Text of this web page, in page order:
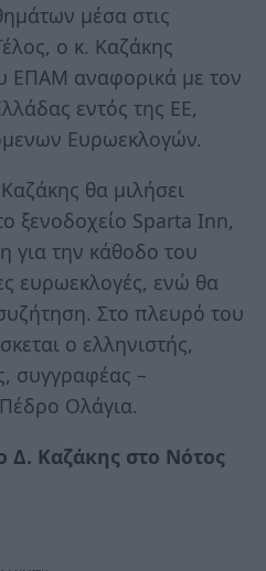
μέσα στις
ο κ. Καζάκης
ΕΠΑΜ αναφορικά με τον
εντός της ΕΕ,
Ευρωεκλογών.
θα μιλήσει
ξενοδοχείο Sparta Inn,
για την κάθοδο του
ευρωεκλογές, ενώ θα
Στο πλευρό του
ο ελληνιστής,
συγγραφέας –
Ολάγια.
Δ. Καζάκης στο Νότος